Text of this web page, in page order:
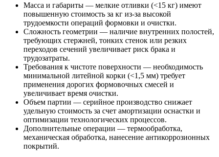
Масса и габариты — мелкие отливки (<15 кг) имеют
повышенную стоимость за кг из-за высокой
трудоемкости операций формовки и очистки.
Сложность геометрии — наличие внутренних полостей,
требующих стержней, тонких стенок или резких
переходов сечений увеличивает риск брака и
трудозатраты.
Требования к чистоте поверхности — необходимость
минимальной литейной корки (<1,5 мм) требует
применения дорогих формовочных смесей и
увеличивает время очистки.
Объем партии — серийное производство снижает
удельную стоимость за счет амортизации оснастки и
оптимизации технологических процессов.
Дополнительные операции — термообработка,
механическая обработка, нанесение антикоррозионных
покрытий.